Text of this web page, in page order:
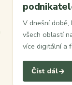
V dnešní
všech oblastí
více digitální a
Číst dál